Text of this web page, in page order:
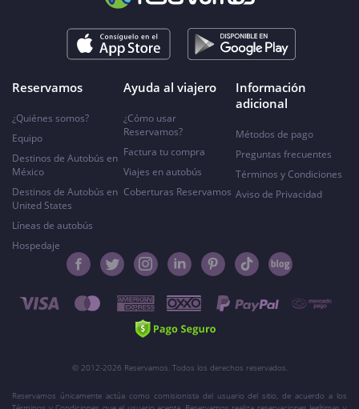
Reservamos
¿Quiénes somos?
Equipo
Destinos de Autobús en
México
Destinos de Autobús en
United States
Líneas de autobús
Hospedaje
Ayuda al viajero
¿Cómo usar
Reservamos?
Factura tu compra
Viajes en autobús
Coberturas Reservamos
Información
adicional
Métodos de pago
Preguntas frecuentes
Términos y Condiciones
Aviso de Privacidad
© 2012-2026 Reservamos. Todos los derechos reservados.
Reservamos únicamente actúa como comisionista del usuario del sitio, de acuerdo a los